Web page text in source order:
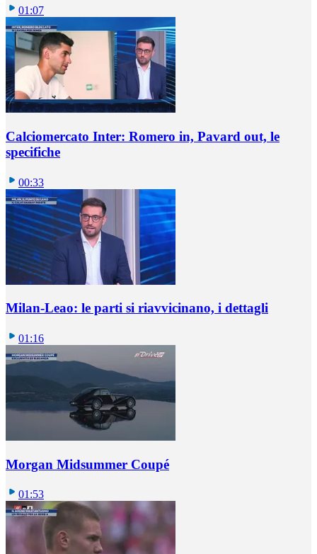
01:07
Calciomercato Inter: Romero in, Pavard out, le
specifiche
00:33
Milan-Leao: le parti si riavvicinano, i dettagli
01:16
Morgan Midsummer Coupé
01:53